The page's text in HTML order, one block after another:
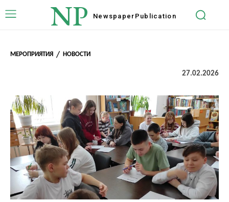
NP Newspaper Publication
МЕРОПРИЯТИЯ НОВОСТИ
27.02.2026